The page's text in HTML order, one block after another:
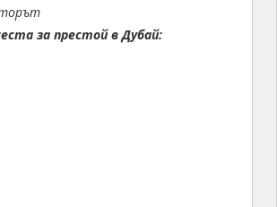
за престой в Дубай: